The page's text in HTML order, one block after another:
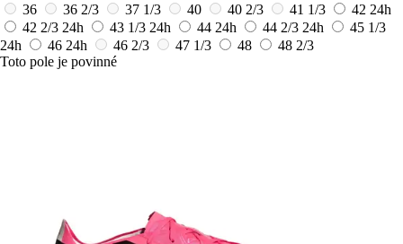
36
36 2/3 37 1/3 40 40 2/3 41 1/3 42 24h
42 2/3 24h 43 1/3 24h 44 24h 44 2/3 24h
45 1/3
24h
46 24h 46 2/3 47 1/3 48
48 2/3
Toto pole je povinné